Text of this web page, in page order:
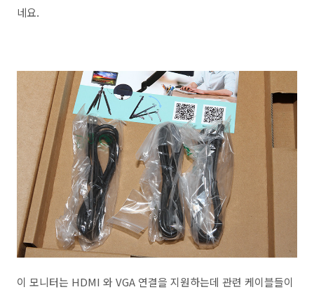
네요.
이 모니터는 HDMI 와 VGA 연결을 지원하는데 관련 케이블들이